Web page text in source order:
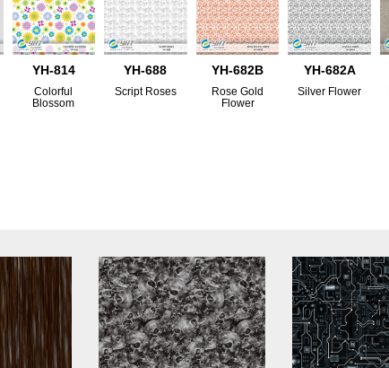
YH-814
Colorful
Blossom
YH-688
Script Roses
YH-682B
Rose Gold
Flower
YH-682A
Silver Flower